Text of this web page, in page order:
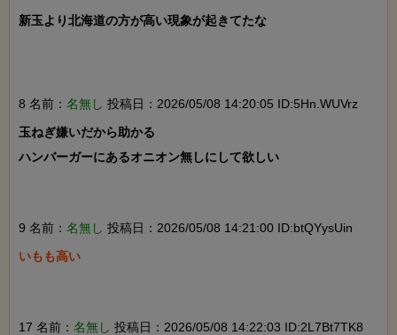
新玉より北海道の方が高い現象が起きてたな
8 名前： 名無し 投稿日：2026/05/08 14:20:05 ID:5Hn.WUVrz
玉ねぎ嫌いだから助かる
ハンバーガーにあるオニオン無しにして欲しい
9 名前： 名無し 投稿日：2026/05/08 14:21:00 ID:btQYysUin
いもも高い
17 名前： 名無し 投稿日：2026/05/08 14:22:03 ID:2L7Bt7TK8